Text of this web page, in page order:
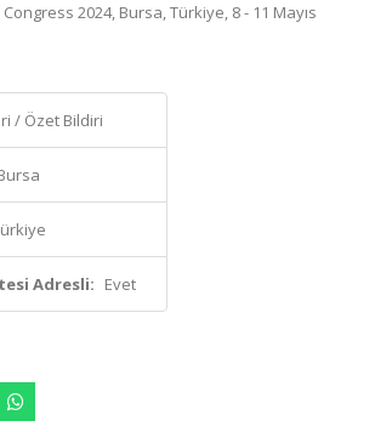
2024, Bursa, Türkiye, 8 - 11 Mayıs
/ Özet Bildiri
Adresli: Evet